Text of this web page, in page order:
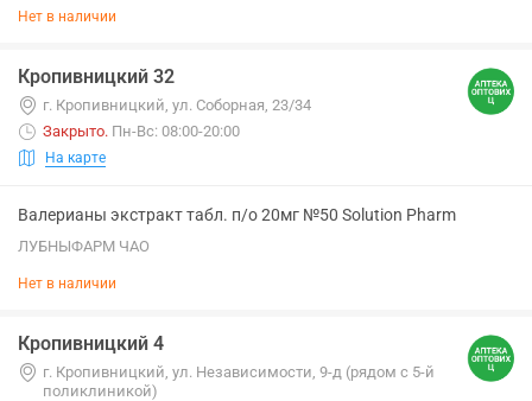
Нет в наличии
Кропивницкий 32
г. Кропивницкий, ул. Соборная, 23/34
Закрыто. Пн-Вс: 08:00-20:00
На карте
Валерианы экстракт табл. п/о 20мг №50 Solution Pharm
ЛУБНЫФАРМ ЧАО
Нет в наличии
Кропивницкий 4
г. Кропивницкий, ул. Независимости, 9-д (рядом с 5-й
поликлиникой)